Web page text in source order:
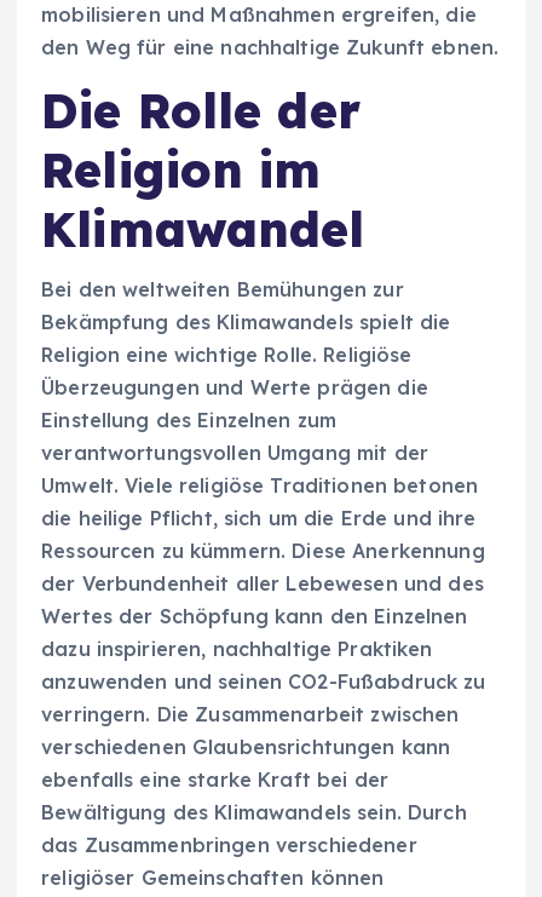
mobilisieren und Maßnahmen ergreifen, die
den Weg für eine nachhaltige Zukunft ebnen.
Die Rolle der
Religion im
Klimawandel
Bei den weltweiten Bemühungen zur
Bekämpfung des Klimawandels spielt die
Religion eine wichtige Rolle. Religiöse
Überzeugungen und Werte prägen die
Einstellung des Einzelnen zum
verantwortungsvollen Umgang mit der
Umwelt. Viele religiöse Traditionen betonen
die heilige Pflicht, sich um die Erde und ihre
Ressourcen zu kümmern. Diese Anerkennung
der Verbundenheit aller Lebewesen und des
Wertes der Schöpfung kann den Einzelnen
dazu inspirieren, nachhaltige Praktiken
anzuwenden und seinen CO2-Fußabdruck zu
verringern. Die Zusammenarbeit zwischen
verschiedenen Glaubensrichtungen kann
ebenfalls eine starke Kraft bei der
Bewältigung des Klimawandels sein. Durch
das Zusammenbringen verschiedener
religiöser Gemeinschaften können